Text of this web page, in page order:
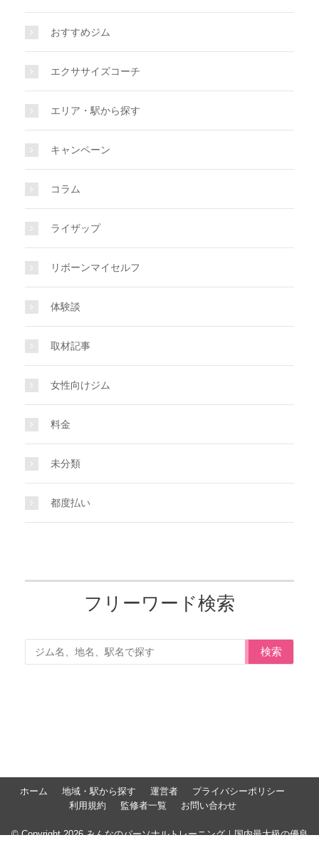
おすすめジム
エクササイズコーチ
エリア・駅から探す
キャンペーン
コラム
ライザップ
リボーンマイセルフ
体験談
取材記事
女性向けジム
料金
未分類
都度払い
フリーワード検索
検索
ホーム 地域・駅から探す 運営者
プライバシーポリシー
利用規約
監修者一覧 お問い合わせ
© Copyright 2026 みんなのパーソナルトレーニング｜国内最大級の優良